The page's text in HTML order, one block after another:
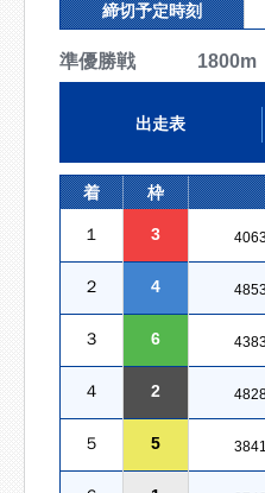
締切予定時刻
準優勝戦 1800m
出走表
着 枠
１ 3
２ 4
３ 6
４ 2
５ 5 3841